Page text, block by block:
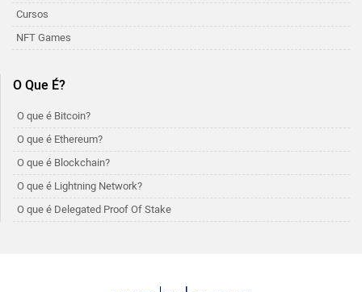
Cursos
NFT Games
O Que É?
O que é Bitcoin?
O que é Ethereum?
O que é Blockchain?
O que é Lightning Network?
O que é Delegated Proof Of Stake